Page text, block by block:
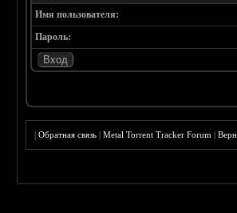
Имя пользователя:
Пароль:
|Обратная связь |Metal Torrent Tracker Forum |